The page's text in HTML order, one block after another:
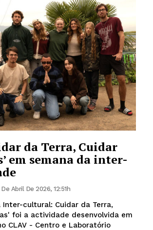
da Terra, Cuidar
em semana da inter-
De Abril De 2026, 12:51h
Inter-cultural: Cuidar da Terra,
foi a actividade desenvolvida em
CLAV - Centro e Laboratório